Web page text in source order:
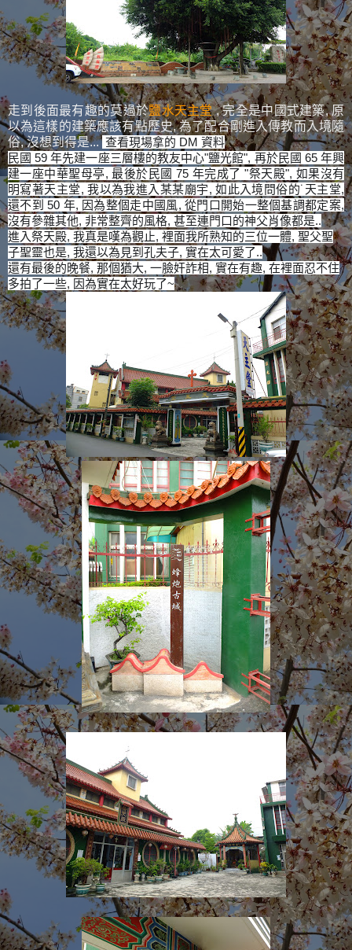
走到後面最有趣的莫過於鹽水天主堂, 完全是中國式建築, 原
以為這樣的建築應該有點歷史, 為了配合剛進入傳教而入境隨
俗, 沒想到得是... 查看現場拿的 DM 資料
民國 59 年先建一座三層樓的教友中心"鹽光館", 再於民國 65 年興
建一座中華聖母亭, 最後於民國 75 年完成了 "祭天殿", 如果沒有
明寫著天主堂, 我以為我進入某某廟宇, 如此入境問俗的˙天主堂,
還不到 50 年, 因為整個走中國風, 從門口開始一整個基調都定案,
沒有參雜其他, 非常整齊的風格, 甚至連門口的神父肖像都是..
進入祭天殿, 我真是嘆為觀止, 裡面我所熟知的三位一體, 聖父聖
子聖靈也是, 我還以為見到孔夫子, 實在太可愛了..
還有最後的晚餐, 那個猶大, 一臉奸詐相, 實在有趣, 在裡面忍不住
多拍了一些, 因為實在太好玩了~